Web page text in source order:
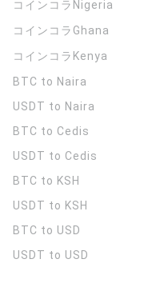
コインコラ Nigeria
コインコラ Ghana
コインコラ Kenya
BTC to Naira
USDT to Naira
BTC to Cedis
USDT to Cedis
BTC to KSH
USDT to KSH
BTC to USD
USDT to USD